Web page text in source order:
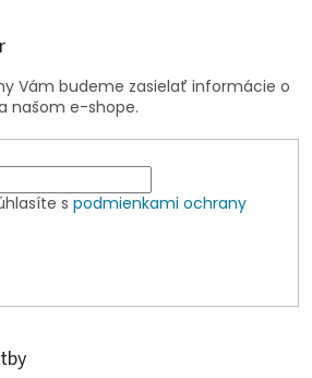
Vám budeme zasielať informácie o
našom e-shope.
s podmienkami ochrany